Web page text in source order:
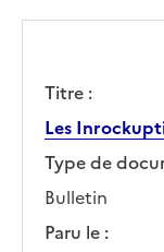
Titre :
Les
Type de
Bulletin
Paru le :